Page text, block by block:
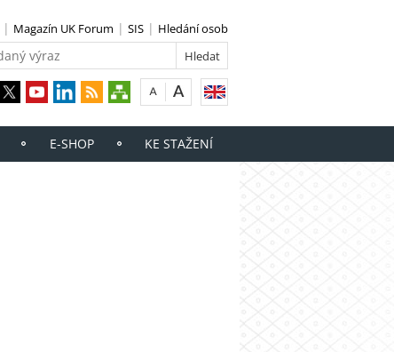
Magazín UK Forum SIS Hledání osob
E-SHOP KE STAŽENÍ